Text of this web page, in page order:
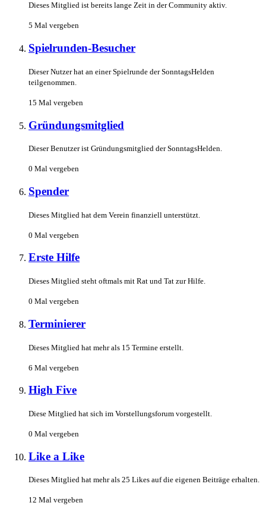
Dieses Mitglied ist bereits lange Zeit in der Community aktiv.
5 Mal vergeben
Spielrunden-Besucher
Dieser Nutzer hat an einer Spielrunde der SonntagsHelden
teilgenommen.
15 Mal vergeben
Gründungsmitglied
Dieser Benutzer ist Gründungsmitglied der SonntagsHelden.
0 Mal vergeben
Spender
Dieses Mitglied hat dem Verein finanziell unterstützt.
0 Mal vergeben
Erste Hilfe
Dieses Mitglied steht oftmals mit Rat und Tat zur Hilfe.
0 Mal vergeben
Terminierer
Dieses Mitglied hat mehr als 15 Termine erstellt.
6 Mal vergeben
High Five
Diese Mitglied hat sich im Vorstellungsforum vorgestellt.
0 Mal vergeben
Like a Like
Dieses Mitglied hat mehr als 25 Likes auf die eigenen Beiträge erhalten.
12 Mal vergeben